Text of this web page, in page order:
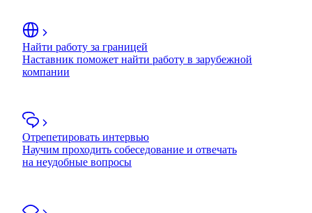
Найти работу за границей
Наставник поможет найти работу в зарубежной
компании
Отрепетировать интервью
Научим проходить собеседование и отвечать
на неудобные вопросы